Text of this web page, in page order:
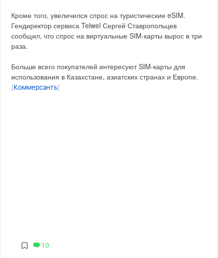
Кроме того, увеличился спрос на туристические eSIM.
Гендиректор сервиса Telwel Сергей Ставропольцев
сообщил, что спрос на виртуальные SIM-карты вырос в три
раза.
Больше всего покупателей интересуют SIM-карты для
использования в Казахстане, азиатских странах и Европе.
[Коммерсантъ]
10